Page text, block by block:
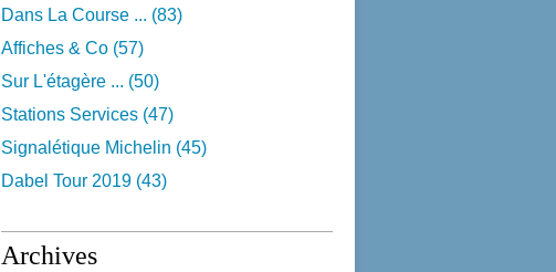
Dans La Course ... (83)
Affiches & Co (57)
Sur L'étagère ... (50)
Stations Services (47)
Signalétique Michelin (45)
Dabel Tour 2019 (43)
Archives